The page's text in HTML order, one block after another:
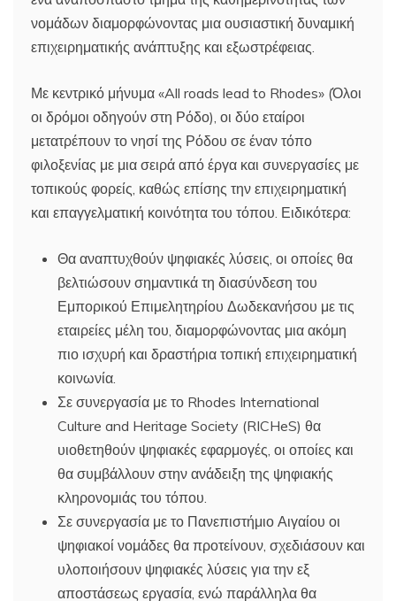
νομάδων διαμορφώνοντας μια ουσιαστική δυναμική
επιχειρηματικής ανάπτυξης και εξωστρέφειας.
Με κεντρικό μήνυμα «All roads lead to Rhodes» (Όλοι
οι δρόμοι οδηγούν στη Ρόδο), οι δύο εταίροι
μετατρέπουν το νησί της Ρόδου σε έναν τόπο
φιλοξενίας με μια σειρά από έργα και συνεργασίες με
τοπικούς φορείς, καθώς επίσης την επιχειρηματική
και επαγγελματική κοινότητα του τόπου. Ειδικότερα:
Θα αναπτυχθούν ψηφιακές λύσεις, οι οποίες θα
βελτιώσουν σημαντικά τη διασύνδεση του
Εμπορικού Επιμελητηρίου Δωδεκανήσου με τις
εταιρείες μέλη του, διαμορφώνοντας μια ακόμη
πιο ισχυρή και δραστήρια τοπική επιχειρηματική
κοινωνία.
Σε συνεργασία με το Rhodes International
Culture and Heritage Society (RICHeS) θα
υιοθετηθούν ψηφιακές εφαρμογές, οι οποίες και
θα συμβάλλουν στην ανάδειξη της ψηφιακής
κληρονομιάς του τόπου.
Σε συνεργασία με το Πανεπιστήμιο Αιγαίου οι
ψηφιακοί νομάδες θα προτείνουν, σχεδιάσουν και
υλοποιήσουν ψηφιακές λύσεις για την εξ
αποστάσεως εργασία, ενώ παράλληλα θα